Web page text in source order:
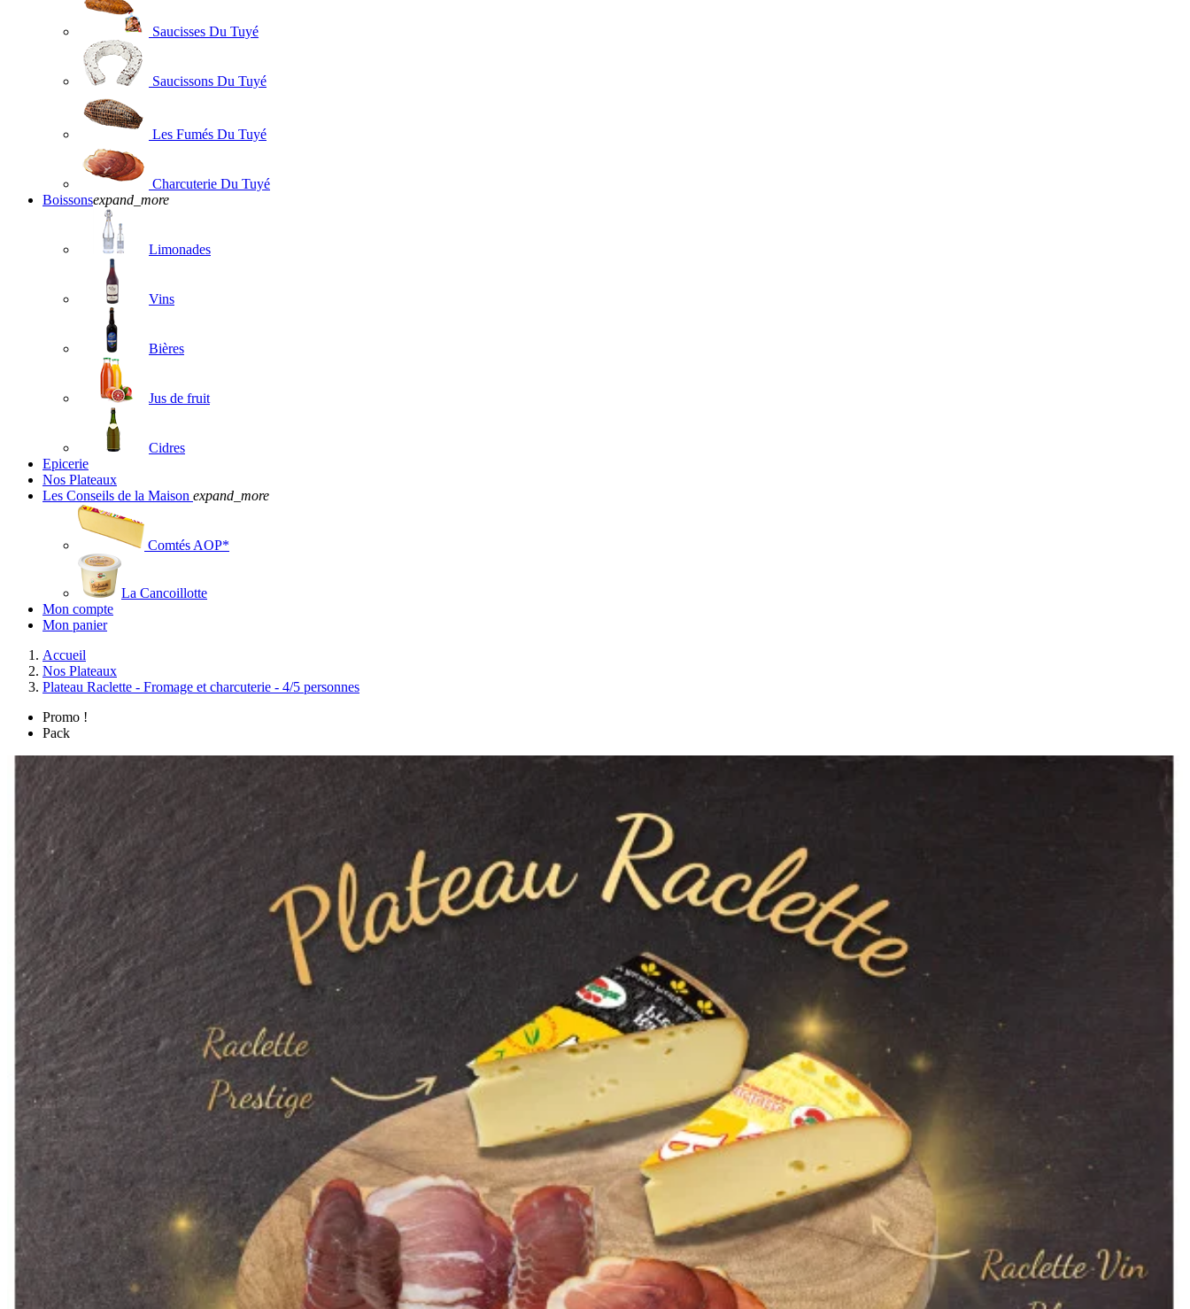
Saucisses Du Tuyé
Saucissons Du Tuyé
Les Fumés Du Tuyé
Charcuterie Du Tuyé
Boissonsexpand_more
Limonades
Vins
Bières
Jus de fruit
Cidres
Epicerie
Nos Plateaux
Les Conseils de la Maison expand_more
Comtés AOP*
La Cancoillotte
Mon compte
Mon panier
Accueil
Nos Plateaux
Plateau Raclette - Fromage et charcuterie - 4/5 personnes
Promo !
Pack